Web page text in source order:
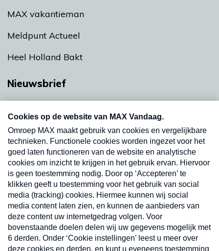
MAX vakantieman
Meldpunt Actueel
Heel Holland Bakt
Nieuwsbrief
nieuwsbrief. Elke vrijdag- en dinsdagochtend in
uw mailbox.
Verzend
Nieuwsbrief